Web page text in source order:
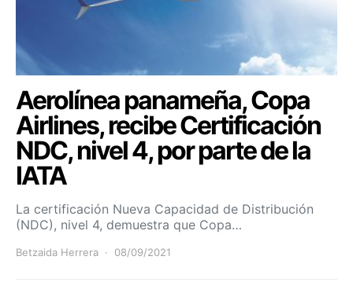
Aerolínea panameña, Copa
Airlines, recibe Certificación
NDC, nivel 4, por parte de la
IATA
La certificación Nueva Capacidad de Distribución
(NDC), nivel 4, demuestra que Copa…
Betzaida Herrera 08/09/2021